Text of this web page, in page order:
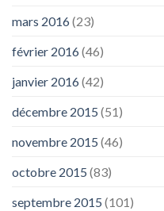
mars 2016(23)
février 2016(46)
janvier 2016(42)
décembre 2015 (51)
novembre 2015 (46)
octobre 2015 (83)
septembre 2015 (101)